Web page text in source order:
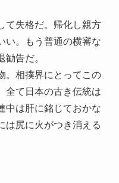
て失格だ。帰化し親方
い。もう普通の横審な
告だ。
。相撲界にとってこの
全て日本の古き伝統は
中は肝に銘じておかな
は尻に火がつき消える